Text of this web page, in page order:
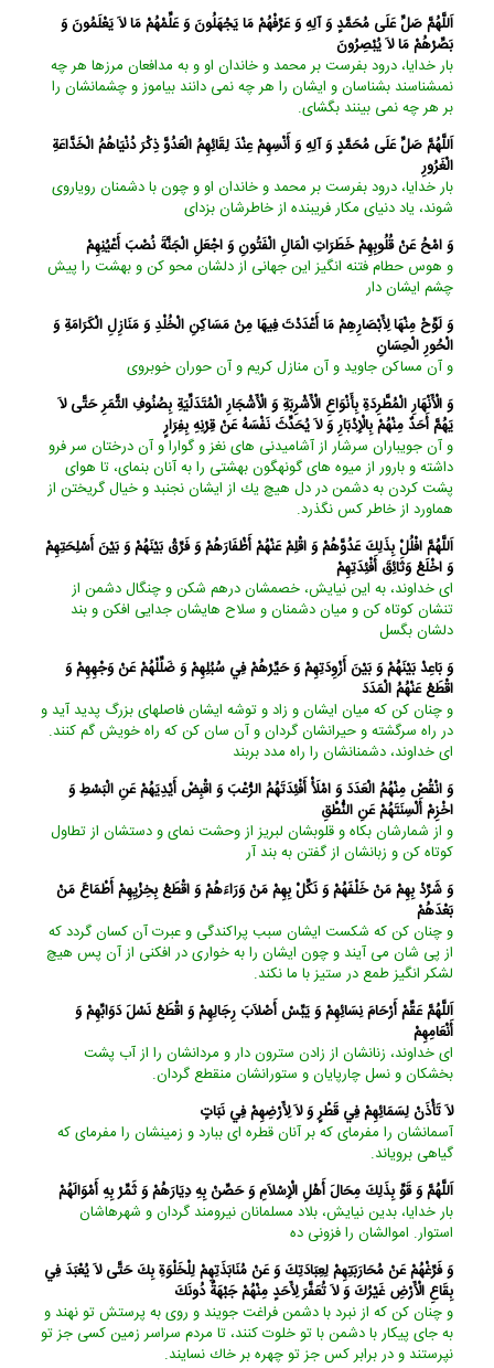
اَللَّهُمَّ صَلِّ عَلَى مُحَمَّدٍ وَ آلِهِ وَ عَرِّفْهُمْ مَا يَجْهَلُونَ وَ عَلِّمْهُمْ مَا لاَ يَعْلَمُونَ وَ
بَصِّرْهُمْ مَا لاَ يُبْصِرُونَ‏
بار خدايا، درود بفرست بر محمد و خاندان او و به مدافعان مرزها هر چه
نمى‏شناسند بشناسان و ايشان را هر چه نمى ‏دانند بياموز و چشمانشان را
بر هر چه نمى‏ بينند بگشاى.
اَللَّهُمَّ صَلِّ عَلَى مُحَمَّدٍ وَ آلِهِ وَ أَنْسِهِمْ عِنْدَ لِقَائِهِمُ الْعَدُوَّ ذِكْرَ دُنْيَاهُمُ الْخَدَّاعَةِ
الْغَرُورِ
بار خدايا، درود بفرست بر محمد و خاندان او و چون با دشمنان روياروى
شوند، ياد دنياى مكار فريبنده از خاطرشان بزداى‏
وَ امْحُ عَنْ قُلُوبِهِمْ خَطَرَاتِ الْمَالِ الْفَتُونِ وَ اجْعَلِ الْجَنَّةَ نُصْبَ أَعْيُنِهِمْ‏
و هوس حطام فتنه‏ انگيز اين جهانى از دلشان محو كن و بهشت را پيش
چشم ايشان دار
وَ لَوِّحْ مِنْهَا لِأَبْصَارِهِمْ مَا أَعْدَدْتَ فِيهَا مِنْ مَسَاكِنِ الْخُلْدِ وَ مَنَازِلِ الْكَرَامَةِ وَ
الْحُورِ الْحِسَانِ‏
و آن مساكن جاويد و آن منازل كريم و آن حوران خوبروى‏
وَ الْأَنْهَارِ الْمُطَّرِدَةِ بِأَنْوَاعِ الْأَشْرِبَةِ وَ الْأَشْجَارِ الْمُتَدَلِّيَةِ بِصُنُوفِ الثَّمَرِ حَتَّى لاَ
يَهُمَّ أَحَدٌ مِنْهُمْ بِالْإِدْبَارِ وَ لاَ يُحَدِّثَ نَفْسَهُ عَنْ قِرْنِهِ بِفِرَارٍ
و آن جويباران سرشار از آشاميدنى ‏هاى نغز و گوارا و آن درختان سر فرو
داشته و بارور از ميوه ‏هاى گونه‏گون بهشتى را به آنان بنماى، تا هواى
پشت كردن به دشمن در دل هيچ يك از ايشان نجنبد و خيال گريختن از
هماورد از خاطر كس نگذرد.
اَللَّهُمَّ افْلُلْ بِذَلِكَ عَدُوَّهُمْ وَ اقْلِمْ عَنْهُمْ أَظْفَارَهُمْ وَ فَرِّقْ بَيْنَهُمْ وَ بَيْنَ أَسْلِحَتِهِمْ
وَ اخْلَعْ وَثَائِقَ أَفْئِدَتِهِمْ‏
اى خداوند، به اين نيايش، خصمشان درهم شكن و چنگال دشمن از
تنشان كوتاه كن و ميان دشمنان و سلاح هايشان جدايى افكن و بند
دلشان بگسل‏
وَ بَاعِدْ بَيْنَهُمْ وَ بَيْنَ أَزْوِدَتِهِمْ وَ حَيِّرْهُمْ فِي سُبُلِهِمْ وَ ضَلِّلْهُمْ عَنْ وَجْهِهِمْ وَ
اقْطَعْ عَنْهُمُ الْمَدَدَ
و چنان كن كه ميان ايشان و زاد و توشه ايشان فاصله‏اى بزرگ پديد آيد و
در راه سرگشته و حيرانشان گردان و آن سان كن كه راه خويش گم كنند.
اى خداوند، دشمنانشان را راه مدد بربند
وَ انْقُصْ مِنْهُمُ الْعَدَدَ وَ امْلَأْ أَفْئِدَتَهُمُ الرُّعْبَ وَ اقْبِضْ أَيْدِيَهُمْ عَنِ الْبَسْطِ وَ
اخْزِمْ أَلْسِنَتَهُمْ عَنِ النُّطْقِ‏
و از شمارشان بكاه و قلوبشان لبريز از وحشت نماى و دستشان از تطاول
كوتاه كن و زبانشان از گفتن به بند آر
وَ شَرِّدْ بِهِمْ مَنْ خَلْفَهُمْ وَ نَكِّلْ بِهِمْ مَنْ وَرَاءَهُمْ وَ اقْطَعْ بِخِزْيِهِمْ أَطْمَاعَ مَنْ
بَعْدَهُمْ‏
و چنان كن كه شكست ايشان سبب پراكندگى و عبرت آن كسان گردد كه
از پى‏ شان مى ‏آيند و چون ايشان را به خوارى در افكنى از آن پس هيچ
لشكر انگيز طمع در ستيز با ما نكند.
اَللَّهُمَّ عَقِّمْ أَرْحَامَ نِسَائِهِمْ وَ يَبِّسْ أَصْلاَبَ رِجَالِهِمْ وَ اقْطَعْ نَسْلَ دَوَابِّهِمْ وَ
أَنْعَامِهِمْ‏
اى خداوند، زنانشان از زادن سترون دار و مردانشان را از آب پشت
بخشكان و نسل چارپايان و ستورانشان منقطع گردان.
لاَ تَأْذَنْ لِسَمَائِهِمْ فِي قَطْرٍ وَ لاَ لِأَرْضِهِمْ فِي نَبَاتٍ‏
آسمانشان را مفرماى كه بر آنان قطره ‏اى ببارد و زمينشان را مفرماى كه
گياهى بروياند.
اَللَّهُمَّ وَ قَوِّ بِذَلِكَ مِحَالَ أَهْلِ الْإِسْلاَمِ وَ حَصِّنْ بِهِ دِيَارَهُمْ وَ ثَمِّرْ بِهِ أَمْوَالَهُمْ‏
بار خدايا، بدين نيايش، بلاد مسلمانان نيرومند گردان و شهرهاشان
استوار. اموالشان را فزونى ده‏
وَ فَرِّغْهُمْ عَنْ مُحَارَبَتِهِمْ لِعِبَادَتِكَ وَ عَنْ مُنَابَذَتِهِمْ لِلْخَلْوَةِ بِكَ حَتَّى لاَ يُعْبَدَ فِي
بِقَاعِ الْأَرْضِ غَيْرُكَ وَ لاَ تُعَفَّرَ لِأَحَدٍ مِنْهُمْ جَبْهَةٌ دُونَكَ‏
و چنان كن كه از نبرد با دشمن فراغت جويند و روى به پرستش تو نهند و
به جاى پيكار با دشمن با تو خلوت كنند، تا مردم سراسر زمين كسى جز تو
نپرستند و در برابر كس جز تو چهره بر خاك نسايند.